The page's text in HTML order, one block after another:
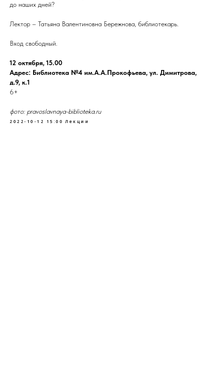
до наших дней?
Лектор – Татьяна Валентиновна Бережнова, библиотекарь.
Вход свободный.
12 октября, 15.00
Адрес: Библиотека №4 им.А.А.Прокофьева, ул. Димитрова,
д.9, к.1
6+
фото: pravoslavnaya-biblioteka.ru
2022-10-12 15:00 Лекции